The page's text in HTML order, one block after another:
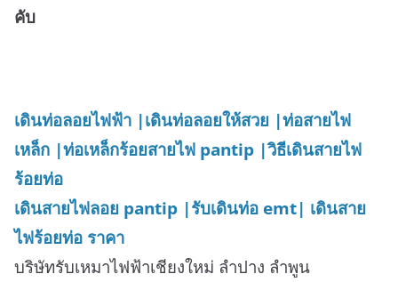
คับ
เดินท่อลอยไฟฟ้า |เดินท่อลอยให้สวย |ท่อสายไฟ
เหล็ก |ท่อเหล็กร้อยสายไฟ pantip |วิธีเดินสายไฟ
ร้อยท่อ
เดินสายไฟลอย pantip |รับเดินท่อ emt| เดินสาย
ไฟร้อยท่อ ราคา
บริษัทรับเหมาไฟฟ้าเชียงใหม่ ลำปาง ลำพูน